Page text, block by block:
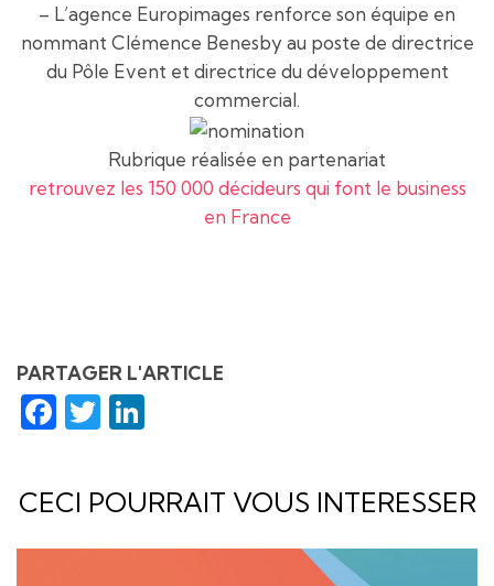
– L’agence Europimages renforce son équipe en
nommant Clémence Benesby au poste de directrice
du Pôle Event et directrice du développement
commercial.
Rubrique réalisée en partenariat
retrouvez les 150 000 décideurs qui font le business
en France
PARTAGER L'ARTICLE
Facebook
Twitter
CECI POURRAIT VOUS INTERESSER